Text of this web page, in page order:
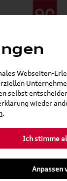
Uhr
Uhr
Webseiten-
selbst
wieder
.
Ich stimme
Anpassen